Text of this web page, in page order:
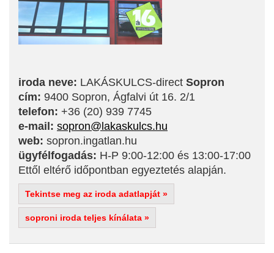
iroda neve: LAKÁSKULCS-direct Sopron
cím: 9400 Sopron, Ágfalvi út 16. 2/1
telefon: +36 (20) 939 7745
e-mail: sopron@lakaskulcs.hu
web: sopron.ingatlan.hu
ügyfélfogadás: H-P 9:00-12:00 és 13:00-17:00
Ettől eltérő időpontban egyeztetés alapján.
Tekintse meg az iroda adatlapját »
soproni iroda teljes kínálata »